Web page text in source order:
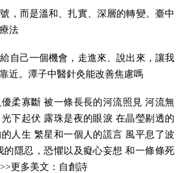
，而是溫和、扎實、深層的轉變。臺中
法
自己一個機會，走進來、說出來，讓我
近。潭子中醫針灸能改善焦慮嗎
柔寡斷 被一條長長的河流照見 河流無
下起伏 露珠是夜的眼淚 在晶瑩剔透的
人生 繁星和一個人的謊言 風平息了波
的隱忍，恐懼以及癡心妄想 和一條條死
更多美文：自創詩